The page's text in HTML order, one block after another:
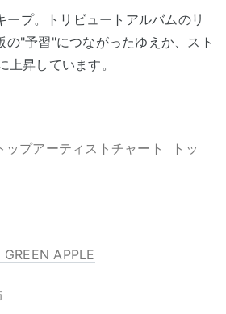
ープ。トリビュートアルバムのリ
の"予習"につながったゆえか、スト
昇しています。
ップアーティストチャート トッ
GREEN APPLE